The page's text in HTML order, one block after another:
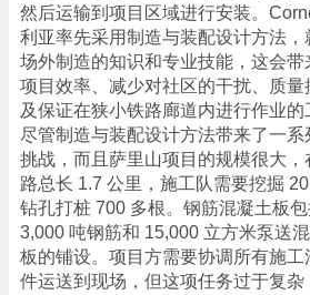
然后运输到项目区域进行安装。
利亚率先采用制造与装配设计方法
场外制造的知识和专业技能，这会
项目效率、减少对社区的干扰、质量
及保证在狭小铁路廊道内进行作业的
尽管制造与装配设计方法带来了一
挑战，而且萨里山项目的规模很大
路总长 1.7 公里，施工队需要挖掘 20
钻孔打桩 700 多根。钢筋混凝土板
3,000 吨钢筋和 15,000 立方米泵送
板的铺设。项目方需要协调所有施
件运送到现场，但这项任务过于复杂